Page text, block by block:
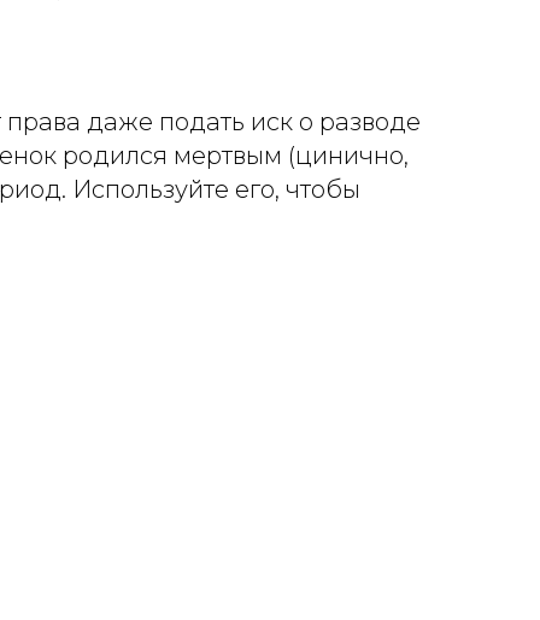
даже подать иск о разводе
родился мертвым (цинично,
Используйте его, чтобы